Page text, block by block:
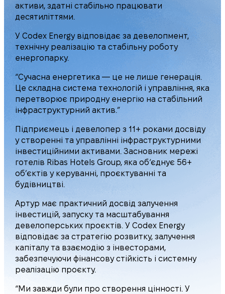
активи, здатні стабільно працювати
десятиліттями.
У Codex Energy відповідає за девелопмент,
технічну реалізацію та стабільну роботу
енергопарку.
“Сучасна енергетика — це не лише генерація.
Це складна система технологій і управління, яка
перетворює природну енергію на стабільний
інфраструктурний актив.”
Підприємець і девелопер з 11+ роками досвіду
у створенні та управлінні інфраструктурними
інвестиційними активами. Засновник мережі
готелів Ribas Hotels Group, яка об‘єднує 56+
об’єктів у керуванні, проєктуванні та
будівництві.
Артур має практичний досвід залучення
інвестицій, запуску та масштабування
девелоперських проєктів. У Codex Energy
відповідає за стратегію розвитку, залучення
капіталу та взаємодію з інвесторами,
забезпечуючи фінансову стійкість і системну
реалізацію проєкту.
“Ми завжди були про створення цінності. У